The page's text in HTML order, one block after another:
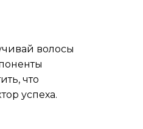
волосы
что
успеха.